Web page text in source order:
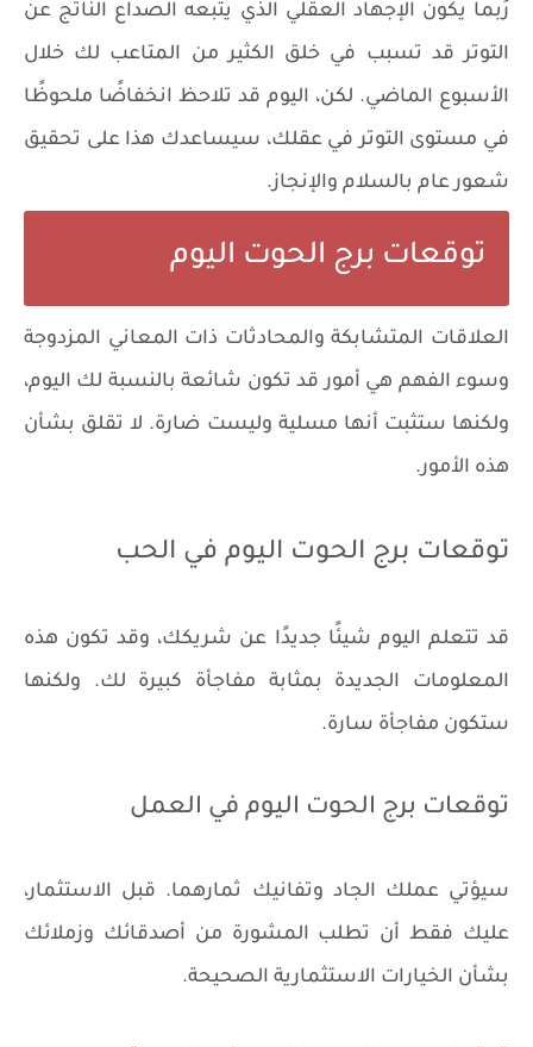
رُبما يكون الإجهاد العقلي الذي يتبعه الصداع الناتج عن
التوتر قد تسبب في خلق الكثير من المتاعب لك خلال
الأسبوع الماضي. لكن، اليوم قد تلاحظ انخفاضًا ملحوظًا
في مستوى التوتر في عقلك، سيساعدك هذا على تحقيق
شعور عام بالسلام والإنجاز.
توقعات برج الحوت اليوم
العلاقات المتشابكة والمحادثات ذات المعاني المزدوجة
وسوء الفهم هي أمور قد تكون شائعة بالنسبة لك اليوم،
ولكنها ستثبت أنها مسلية وليست ضارة. لا تقلق بشأن
هذه الأمور.
توقعات برج الحوت اليوم في الحب
قد تتعلم اليوم شيئًا جديدًا عن شريكك، وقد تكون هذه
المعلومات الجديدة بمثابة مفاجأة كبيرة لك. ولكنها
ستكون مفاجأة سارة.
توقعات برج الحوت اليوم في العمل
سيؤتي عملك الجاد وتفانيك ثمارهما. قبل الاستثمار،
عليك فقط أن تطلب المشورة من أصدقائك وزملائك
بشأن الخيارات الاستثمارية الصحيحة.